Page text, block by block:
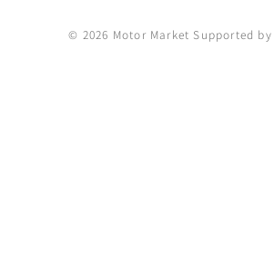
© 2026 Motor Market Supported by